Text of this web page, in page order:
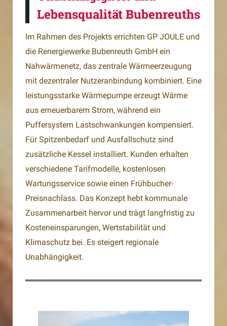
Lebensqualität Bubenreuths
Im Rahmen des Projekts errichten GP JOULE und
die Renergiewerke Bubenreuth GmbH ein
Nahwärmenetz, das zentrale Wärmeerzeugung
mit dezentraler Nutzeranbindung kombiniert. Eine
leistungsstarke Wärmepumpe erzeugt Wärme
aus erneuerbarem Strom, während ein
Puffersystem Lastschwankungen kompensiert.
Für Spitzenbedarf und Ausfallschutz sind
zusätzliche Kessel installiert. Kunden erhalten
verschiedene Tarifmodelle, kostenlosen
Wartungsservice sowie einen Frühbucher-
Preisnachlass. Das Konzept hebt kommunale
Zusammenarbeit hervor und trägt langfristig zu
Kosteneinsparungen, Wertstabilität und
Klimaschutz bei. Es steigert regionale
Unabhängigkeit.